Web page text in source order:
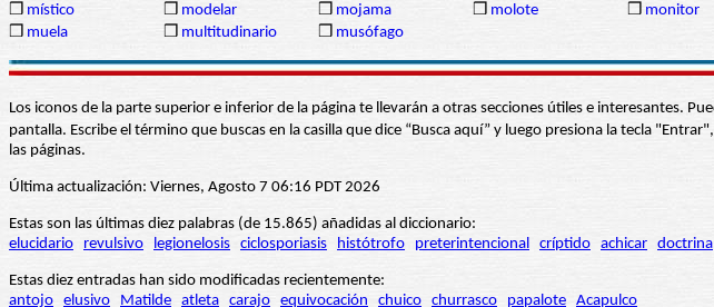
❒ místico ❒ modelar ❒ mojama ❒ molote ❒ monitor
❒ muela ❒ multitudinario ❒ musófago
Los iconos de la parte superior e inferior de la página te llevarán a otras secciones útiles e interesantes.
pantalla. Escribe el término que buscas en la casilla que dice “Busca aquí” y luego presiona la tecla
las páginas.
Última actualización: Viernes, Agosto 7 06:16 PDT 2026
Estas son las últimas diez palabras (de 15.865) añadidas al diccionario:
elucidario
revulsivo legionelosis ciclosporiasis histótrofo preterintencional críptido achicar doctrina
Estas diez entradas han sido modificadas recientemente:
antojo elusivo Matilde atleta carajo equivocación chuico churrasco papalote Acapulco